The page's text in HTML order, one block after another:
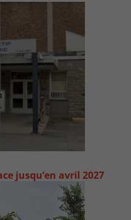
jusqu’en avril 2027